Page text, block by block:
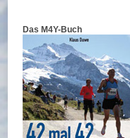
Das M4Y-Buch